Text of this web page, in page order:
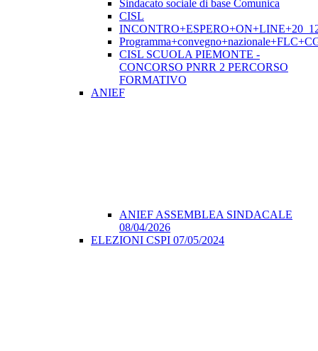
Sindacato sociale di base Comunica
CISL
CISL SCUOLA PIEMONTE -
CONCORSO PNRR 2 PERCORSO
FORMATIVO
ANIEF
ANIEF ASSEMBLEA SINDACALE
08/04/2026
ELEZIONI CSPI 07/05/2024